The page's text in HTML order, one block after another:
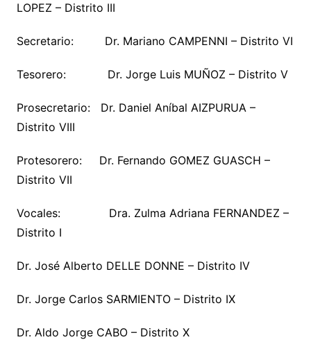
LOPEZ – Distrito III
Secretario: Dr. Mariano CAMPENNI – Distrito VI
Tesorero: Dr. Jorge Luis MUÑOZ – Distrito V
Prosecretario: Dr. Daniel Aníbal AIZPURUA –
Distrito VIII
Protesorero: Dr. Fernando GOMEZ GUASCH –
Distrito VII
Vocales: Dra. Zulma Adriana FERNANDEZ –
Distrito I
Dr. José Alberto DELLE DONNE – Distrito IV
Dr. Jorge Carlos SARMIENTO – Distrito IX
Dr. Aldo Jorge CABO – Distrito X